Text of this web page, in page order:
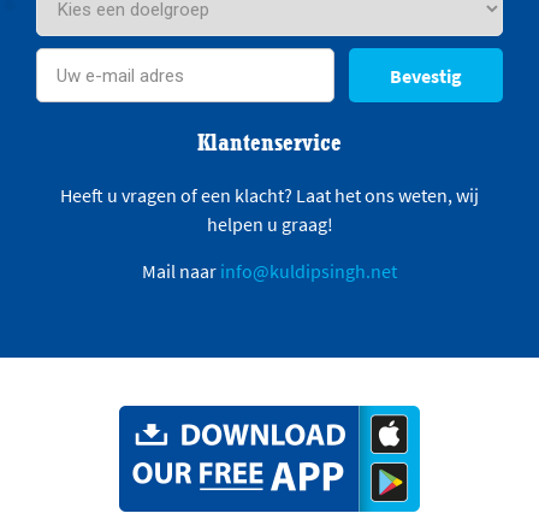
Bevestig
Klantenservice
Heeft u vragen of een klacht? Laat het ons weten, wij
helpen u graag!
Mail naar info@kuldipsingh.net